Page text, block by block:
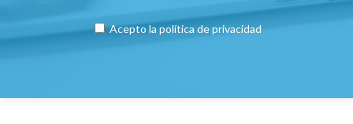
Acepto la política de privacidad